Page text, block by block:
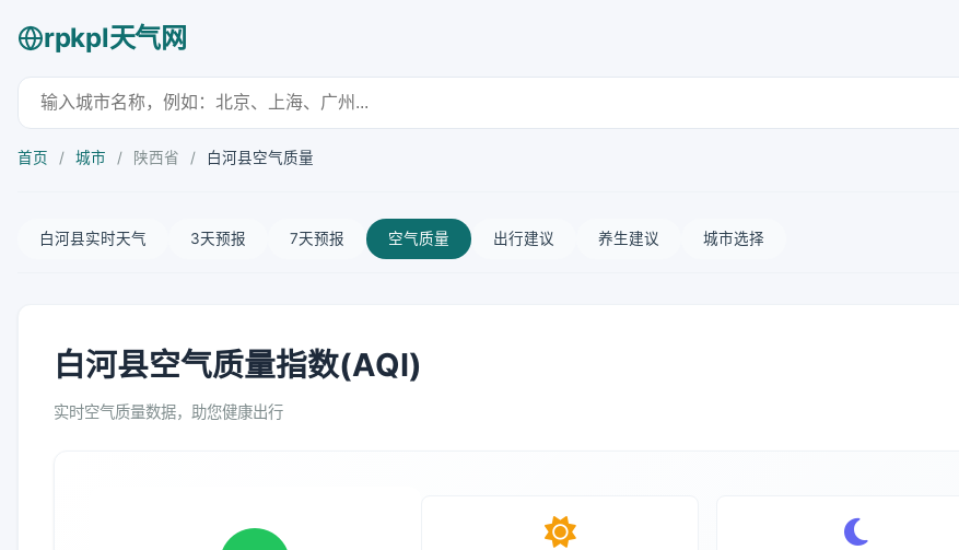
rpkpl天气网
首页 / 城市 / 陕西省 / 白河县空气质量
白河县实时天气 3天预报 7天预报 空气质量 出行建议 养生建议 城市选择
白河县空气质量指数(AQI)
实时空气质量数据，助您健康出行